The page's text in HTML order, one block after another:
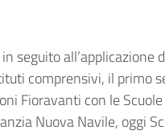
seguito all’applicazione
comprensivi, il primo
Fioravanti con le
Nuova Navile, oggi